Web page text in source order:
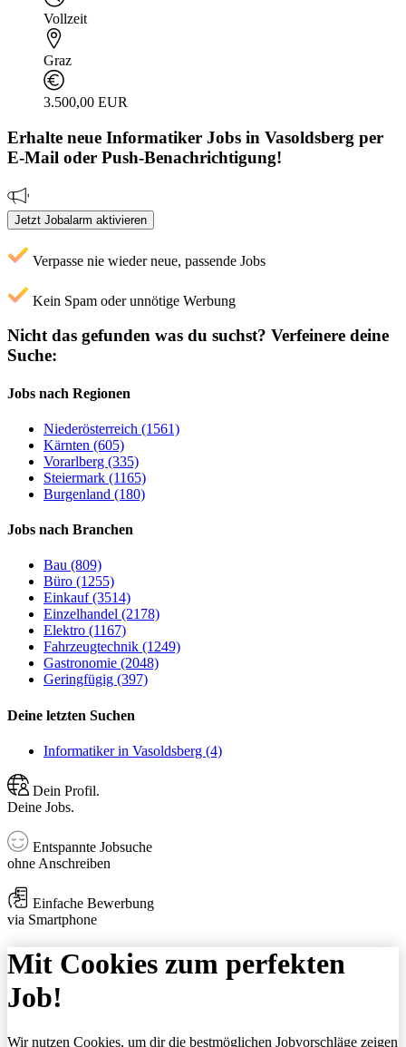
Vollzeit
Graz
3.500,00 EUR
Erhalte neue Informatiker Jobs in Vasoldsberg per
E-Mail oder Push-Benachrichtigung!
Jetzt Jobalarm aktivieren
Verpasse nie wieder neue, passende Jobs
Kein Spam oder unnötige Werbung
Nicht das gefunden was du suchst? Verfeinere deine
Suche:
Jobs nach Regionen
Niederösterreich (1561)
Kärnten (605)
Vorarlberg (335)
Steiermark (1165)
Burgenland (180)
Jobs nach Branchen
Bau (809)
Büro (1255)
Einkauf (3514)
Einzelhandel (2178)
Elektro (1167)
Fahrzeugtechnik (1249)
Gastronomie (2048)
Geringfügig (397)
Deine letzten Suchen
Informatiker in Vasoldsberg (4)
Dein Profil.
Deine Jobs.
Entspannte Jobsuche
ohne Anschreiben
Einfache Bewerbung
via Smartphone
Mit Cookies zum perfekten
Job!
Wir nutzen Cookies, um dir die bestmöglichen Jobvorschläge zeigen